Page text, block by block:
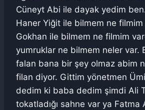
Cüneyt Abi ile dayak yedim
Haner Yiğit ile bilmem ne filmim
Gokhan ile bilmem ne filmim
yumruklar ne bilmem neler var.
falan bana bir şey olmaz abim
filan diyor. Gittim yönetmen
dedim ki baba dedim şimdi Ali
tokatladığı sahne var ya Fatma